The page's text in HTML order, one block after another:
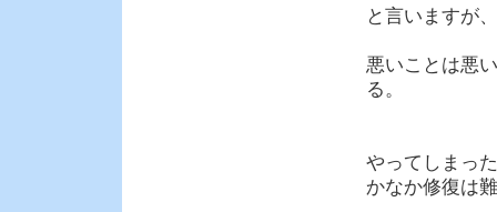
と言いますが
悪いことは悪
る。
やってしまっ
かなか修復は